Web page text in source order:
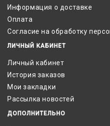
Информация о доставке
Оплата
Согласие на обработку
ЛИЧНЫЙ КАБИНЕТ
Личный кабинет
История заказов
Мои закладки
Рассылка новостей
ДОПОЛНИТЕЛЬНО